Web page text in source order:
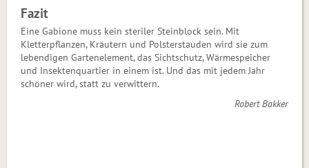
Fazit
Eine Gabione muss kein steriler Steinblock sein. Mit
Kletterpflanzen, Kräutern und Polsterstauden wird sie zum
lebendigen Gartenelement, das Sichtschutz, Wärmespeicher
und Insektenquartier in einem ist. Und das mit jedem Jahr
schöner wird, statt zu verwittern.
Robert Bakker